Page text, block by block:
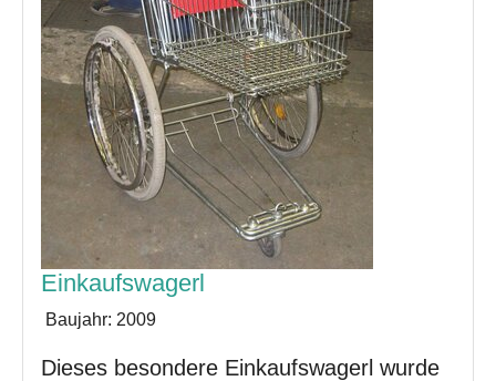
Einkaufswagerl
Baujahr: 2009
Dieses besondere Einkaufswagerl wurde